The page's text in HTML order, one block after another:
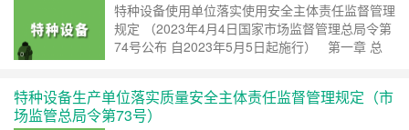
特种设备使用单位落实使用安全主体责任监督管理
规定 （2023年4月4日国家市场监督管理总局令第
74号公布 自2023年5月5日起施行） 第一章 总
特种设备生产单位落实质量安全主体责任监督管理规定（市
场监管总局令第73号）